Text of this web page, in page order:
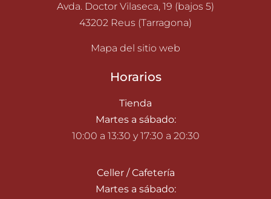
Avda. Doctor Vilaseca, 19 (bajos 5)
43202 Reus (Tarragona)
Mapa del sitio web
Horarios
Tienda
Martes a sábado:
10:00 a 13:30 y 17:30 a 20:30
Celler / Cafetería
Martes a sábado: